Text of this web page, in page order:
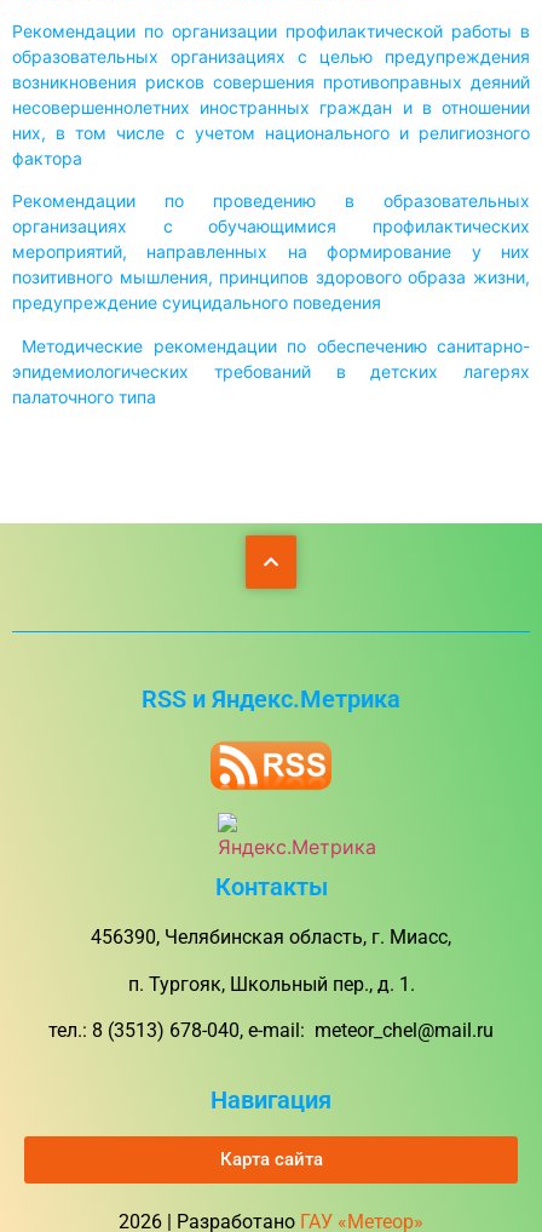
Рекомендации по организации профилактической работы в
образовательных организациях с целью предупреждения
возникновения рисков совершения противоправных деяний
несовершеннолетних иностранных граждан и в отношении
них, в том числе с учетом национального и религиозного
фактора
Рекомендации по проведению в образовательных
организациях с обучающимися профилактических
мероприятий, направленных на формирование у них
позитивного мышления, принципов здорового образа жизни,
предупреждение суицидального поведения
Методические рекомендации по обеспечению санитарно-
эпидемиологических требований в детских лагерях
палаточного типа
RSS и Яндекс.Метрика
Контакты
456390, Челябинская область, г. Миасс,
п. Тургояк, Школьный пер., д. 1.
тел.: 8 (3513) 678-040, e-mail: meteor_chel@mail.ru
Навигация
Карта сайта
2026 | Разработано ГАУ «Метеор»